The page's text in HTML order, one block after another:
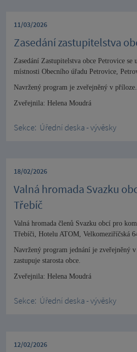
11/03/2026
Zasedání zastupitelstva
Zasedání Zastupitelstva obce Petrovice
místnosti Obecního úřadu Petrovice,
Navržený program je zveřejněný v příloze.
Zveřejnila: Helena Moudrá
Sekce: Úřední deska - vývěsky
18/02/2026
Valná hromada Svazku
Třebíč
Valná hromada členů Svazku obcí pro
Třebíči, Hotelu ATOM, Velkomeziříčská
Navržený program jednání je zveřejněný
zastupuje starosta obce.
Zveřejnila: Helena Moudrá
Sekce: Úřední deska - vývěsky
12/02/2026